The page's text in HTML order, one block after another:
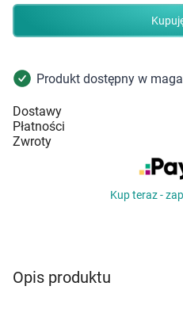
Mężczyzna
Zdrowy styl życia
Zabawki
Marki
Produkt dostępny w
Dostawy
Płatności
Zwroty
Kup teraz -
Opis produktu